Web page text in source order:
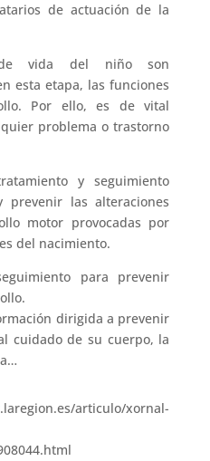
de actuación de la
vida del niño son
esta etapa, las funciones
Por ello, es de vital
problema o trastorno
y seguimiento
las alteraciones
motor provocadas por
del nacimiento.
para prevenir
dirigida a prevenir
cuidado de su cuerpo, la
.laregion.es/articulo/xornal-